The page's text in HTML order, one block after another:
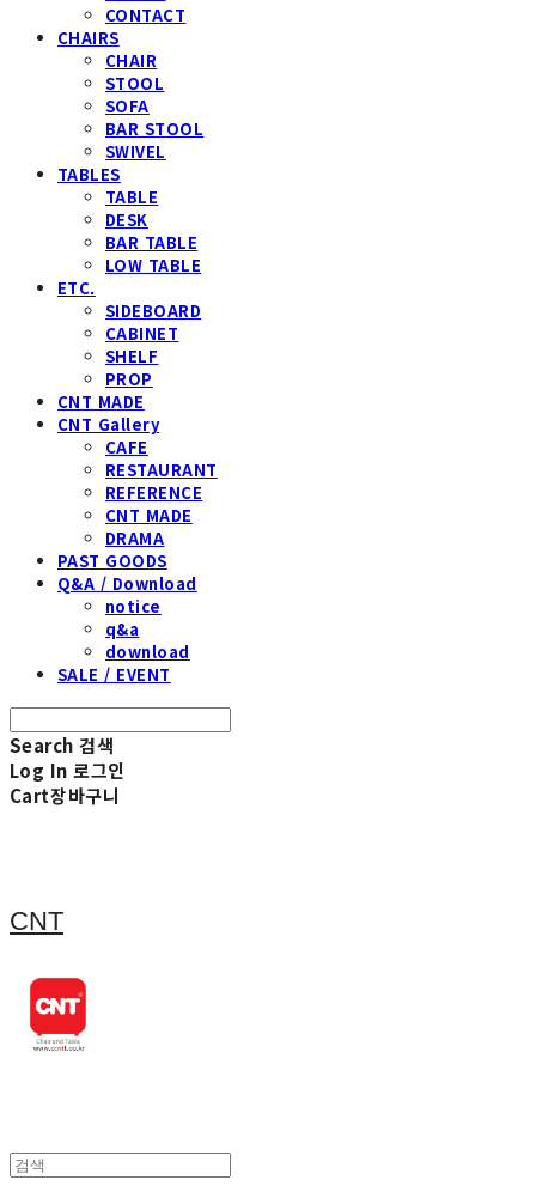
CONTACT
CHAIRS
CHAIR
STOOL
SOFA
BAR STOOL
SWIVEL
TABLES
TABLE
DESK
BAR TABLE
LOW TABLE
ETC.
SIDEBOARD
CABINET
SHELF
PROP
CNT MADE
CNT Gallery
CAFE
RESTAURANT
REFERENCE
CNT MADE
DRAMA
PAST GOODS
Q&A / Download
notice
q&a
download
SALE / EVENT
Search 검색
Log In 로그인
Cart장바구니
CNT